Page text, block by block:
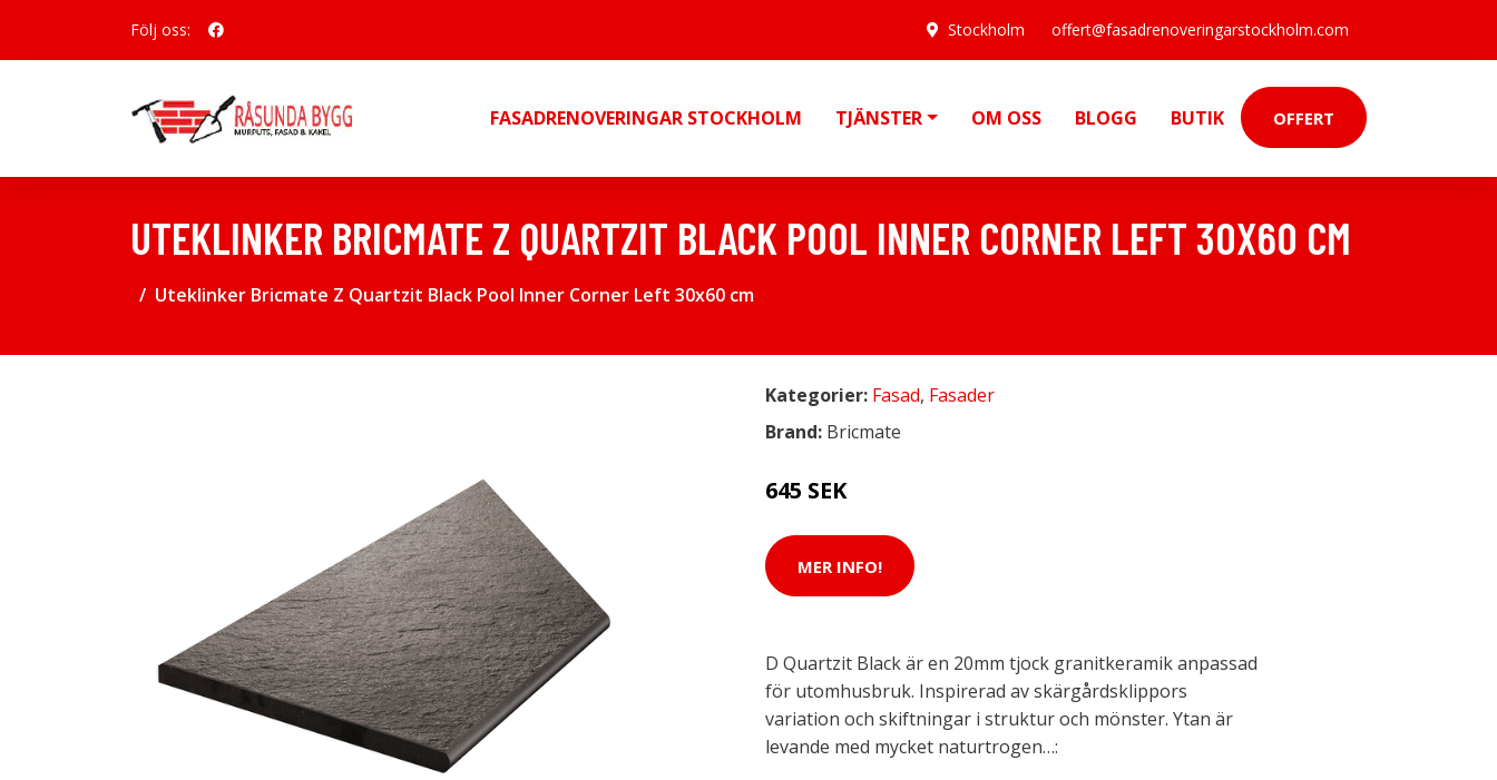
Följ oss: Stockholm offert@fasadrenoveringarstockholm.com
FASADRENOVERINGAR STOCKHOLM TJÄNSTER OM OSS BLOGG BUTIK OFFERT
UTEKLINKER BRICMATE Z QUARTZIT BLACK POOL INNER CORNER LEFT 30X60 CM
Uteklinker Bricmate Z Quartzit Black Pool Inner Corner Left 30x60 cm
Kategorier: Fasad, Fasader
Brand: Bricmate
645 SEK
MER INFO!
D Quartzit Black är en 20mm tjock granitkeramik anpassad
för utomhusbruk. Inspirerad av skärgårdsklippors
variation och skiftningar i struktur och mönster. Ytan är
levande med mycket naturtrogen…: